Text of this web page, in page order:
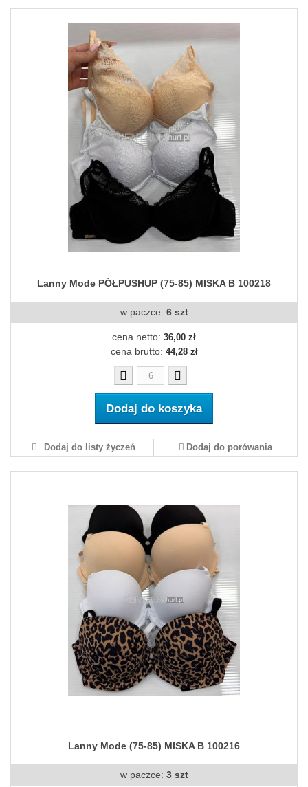
Lanny Mode PÓŁPUSHUP (75-85) MISKA B 100218
w paczce: 6 szt
cena netto: 36,00 zł
cena brutto: 44,28 zł
Dodaj do koszyka
Dodaj do listy życzeń Dodaj do porówania
Lanny Mode (75-85) MISKA B 100216
w paczce: 3 szt